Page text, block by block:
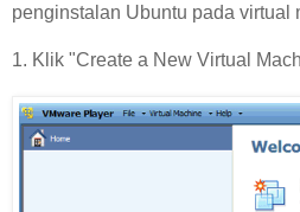
penginstalan Ubuntu pada virtual
1. Klik "Create a New Virtual